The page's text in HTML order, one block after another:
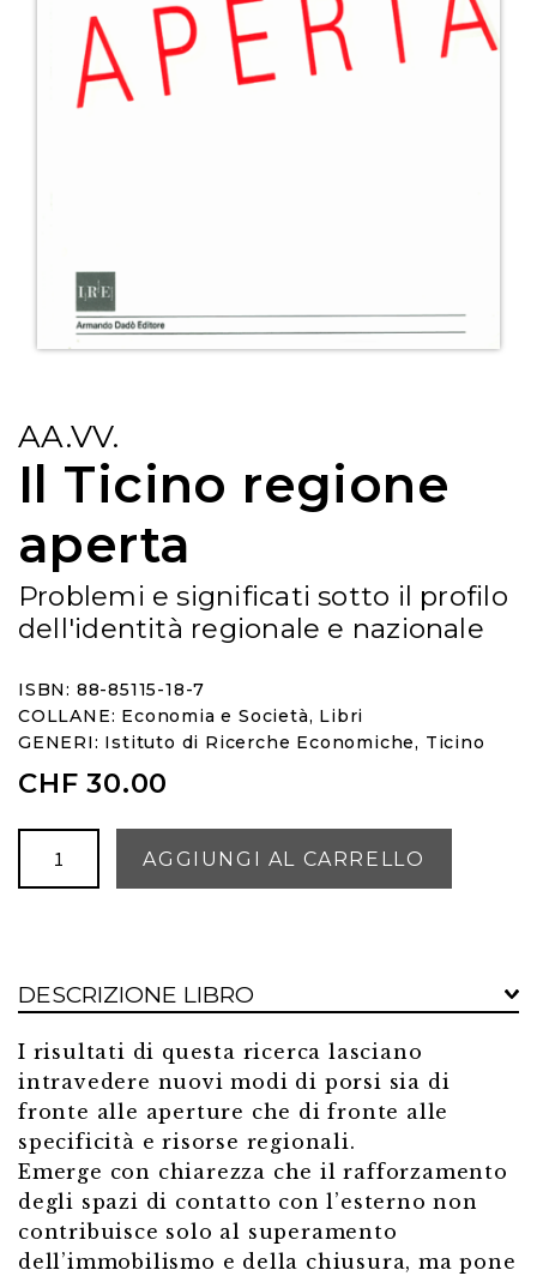
AA.VV.
Il Ticino regione
aperta
Problemi e significati sotto il profilo
dell'identità regionale e nazionale
ISBN: 88-85115-18-7
COLLANE: Economia e Società, Libri
GENERI: Istituto di Ricerche Economiche, Ticino
CHF 30.00
Ticino
AGGIUNGI AL CARRELLO
DESCRIZIONE LIBRO
I risultati di questa ricerca lasciano
intravedere nuovi modi di porsi sia di
fronte alle aperture che di fronte alle
specificità e risorse regionali.
Emerge con chiarezza che il rafforzamento
degli spazi di contatto con l’esterno non
contribuisce solo al superamento
dell’immobilismo e della chiusura, ma pone